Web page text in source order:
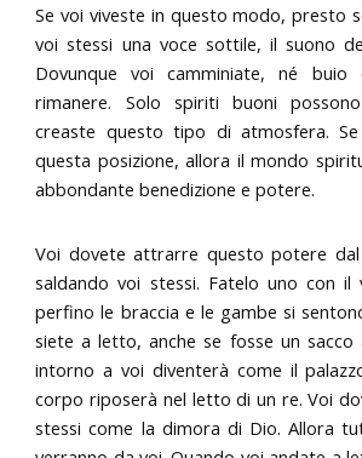
Se voi viveste in questo modo, presto
voi stessi una voce sottile, il suono
Dovunque voi camminiate, né buio
rimanere. Solo spiriti buoni
creaste questo tipo di atmosfera.
questa posizione, allora il mondo
abbondante benedizione e potere.
Voi dovete attrarre questo potere
saldando voi stessi. Fatelo uno con
perfino le braccia e le gambe si
siete a letto, anche se fosse un sacco
intorno a voi diventerà come il
corpo riposerà nel letto di un re. Voi
stessi come la dimora di Dio. Allora